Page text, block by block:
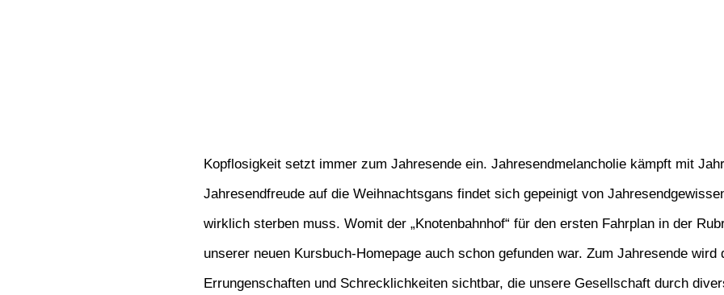
Kopflosigkeit setzt immer zum Jahresende ein. Jahresendmelancholie kämpft mit
Jahresendfreude auf die Weihnachtsgans findet sich gepeinigt von
wirklich sterben muss. Womit der „Knotenbahnhof“ für den ersten Fahrplan in der
unserer neuen Kursbuch-Homepage auch schon gefunden war. Zum Jahresende wird
Errungenschaften und Schrecklichkeiten sichtbar, die unsere Gesellschaft durch